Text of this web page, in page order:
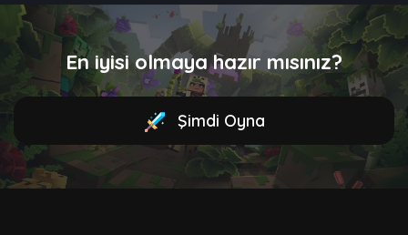
En iyisi olmaya hazır mısınız?
Şimdi Oyna